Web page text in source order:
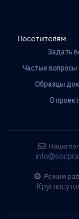
Посетителям
Задать
Частые вопросы
Образцы
О
Наша
Режим